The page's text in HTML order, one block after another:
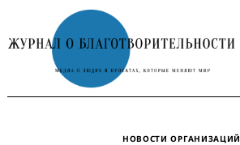
to
content
НОВОСТИ ОРГАНИЗАЦИЙ